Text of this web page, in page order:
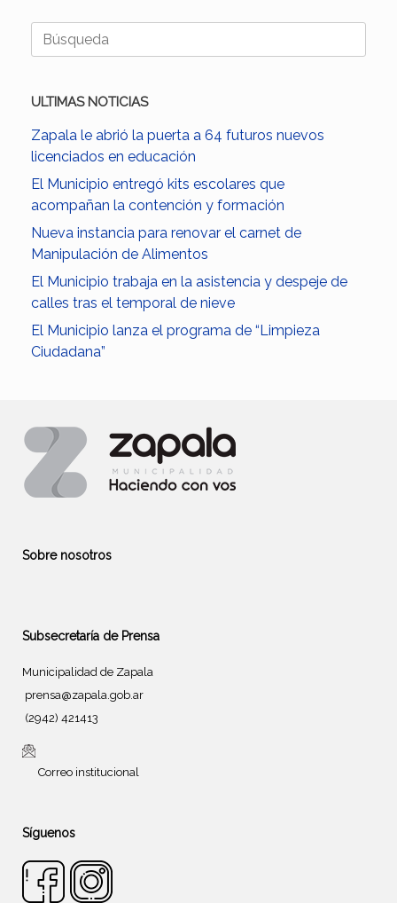
Buscar:
ULTIMAS NOTICIAS
Zapala le abrió la puerta a 64 futuros nuevos
licenciados en educación
El Municipio entregó kits escolares que
acompañan la contención y formación
Nueva instancia para renovar el carnet de
Manipulación de Alimentos
El Municipio trabaja en la asistencia y despeje de
calles tras el temporal de nieve
El Municipio lanza el programa de “Limpieza
Ciudadana”
Sobre nosotros
Subsecretaría de Prensa
Municipalidad de Zapala
prensa@zapala.gob.ar
(2942) 421413
Correo institucional
Síguenos